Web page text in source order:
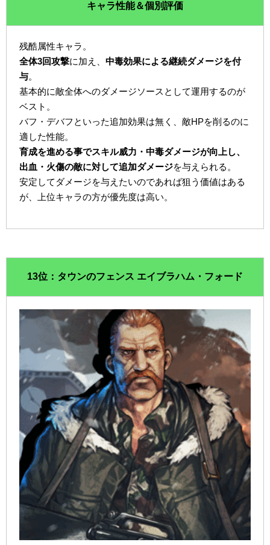
キャラ性能＆個別評価
残酷属性キャラ。
全体3回攻撃に加え、中毒効果による継続ダメージを付
与。
基本的に敵全体へのダメージソースとして運用するのが
ベスト。
バフ・デバフといった追加効果は無く、敵HPを削るのに
適した性能。
育成を進める事でスキル威力・中毒ダメージが向上し、
出血・火傷の敵に対して追加ダメージを与えられる。
安定してダメージを与えたいのであれば狙う価値はある
が、上位キャラの方が優先度は高い。
13位：タウンのフェンス エイブラハム・フォード